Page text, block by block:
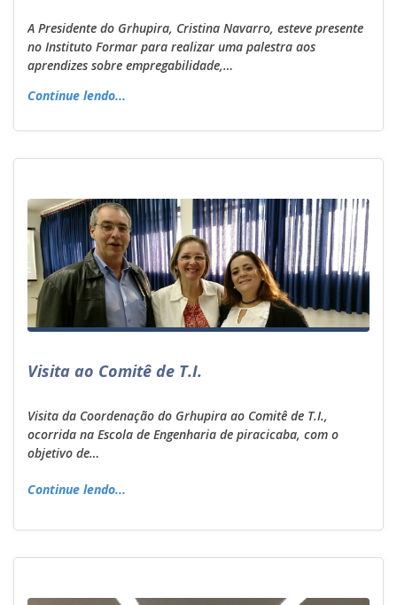
A Presidente do Grhupira, Cristina Navarro, esteve presente
no Instituto Formar para realizar uma palestra aos
aprendizes sobre empregabilidade,…
Continue lendo...
Visita ao Comitê de T.I.
Visita da Coordenação do Grhupira ao Comitê de T.I.,
ocorrida na Escola de Engenharia de piracicaba, com o
objetivo de…
Continue lendo...